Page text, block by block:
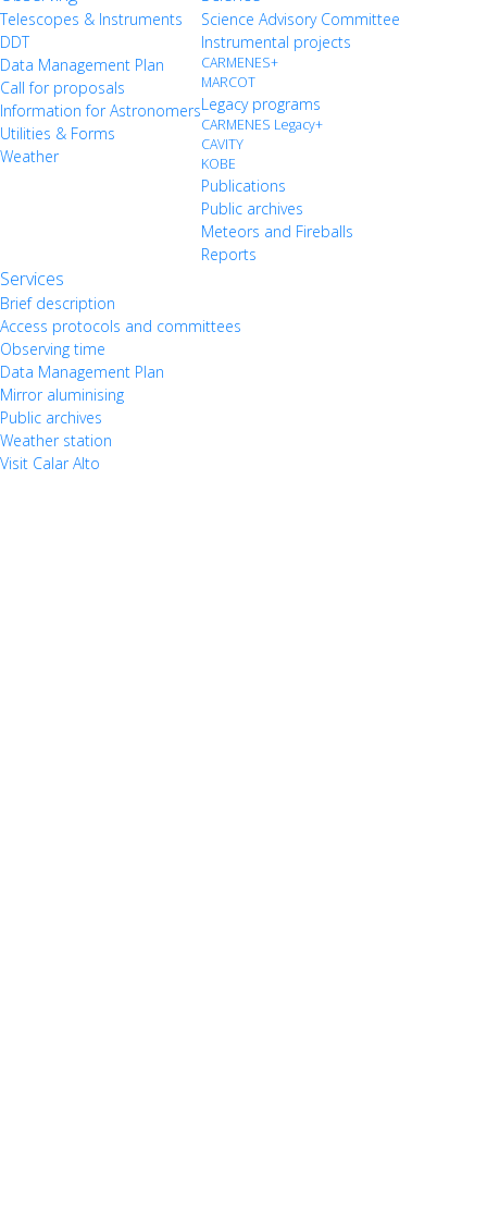
Telescopes & Instruments
DDT
Data Management Plan
Call for proposals
Information for Astronomers
Utilities & Forms
Weather
Science Advisory Committee
Instrumental projects
CARMENES+
MARCOT
Legacy programs
CARMENES Legacy+
CAVITY
KOBE
Publications
Public archives
Meteors and Fireballs
Reports
Services
Brief description
Access protocols and committees
Observing time
Data Management Plan
Mirror aluminising
Public archives
Weather station
Visit Calar Alto